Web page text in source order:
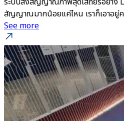
สัญญาณมากน้อยแค่ไหน เราก็เอาอยู่
See more